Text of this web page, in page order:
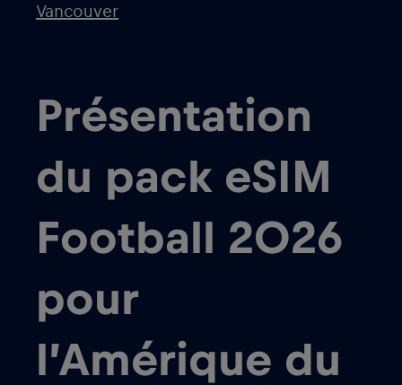
Vancouver
Présentation
du pack eSIM
Football 2026
pour
l’Amérique du